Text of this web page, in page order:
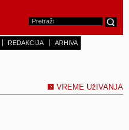
REDAKCIJA ARHIVA
VREME UžIVANJA